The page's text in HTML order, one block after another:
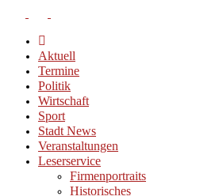
Aktuell
Termine
Politik
Wirtschaft
Sport
Stadt News
Veranstaltungen
Leserservice
Firmenportraits
Historisches